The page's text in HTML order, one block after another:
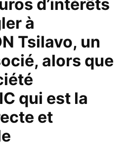
d’intérêts
à
Tsilavo, un
alors que
qui est la
et